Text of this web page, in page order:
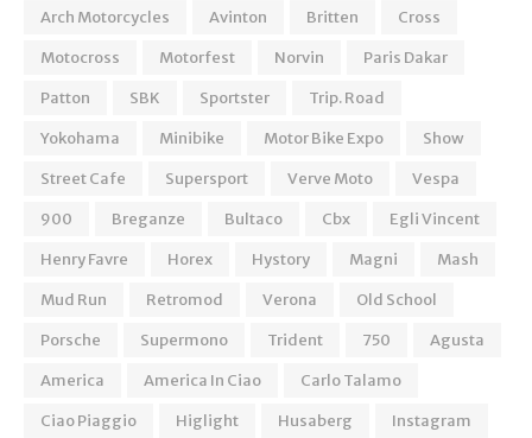
Arch Motorcycles
Avinton Britten
Cross
Motocross
Motorfest Norvin
Paris Dakar
Patton
SBK Sportster
Trip. Road
Yokohama
Minibike Motor Bike Expo
Show
Street Cafe
Supersport Verve Moto
Vespa
900
Breganze Bultaco Cbx
Egli Vincent
Henry Favre
Horex Hystory Magni
Mash
Mud Run
Retromod Verona
Old School
Porsche
Supermono Trident 750
Agusta
America
America In Ciao
Carlo Talamo
Ciao Piaggio
Higlight Husaberg
Instagram